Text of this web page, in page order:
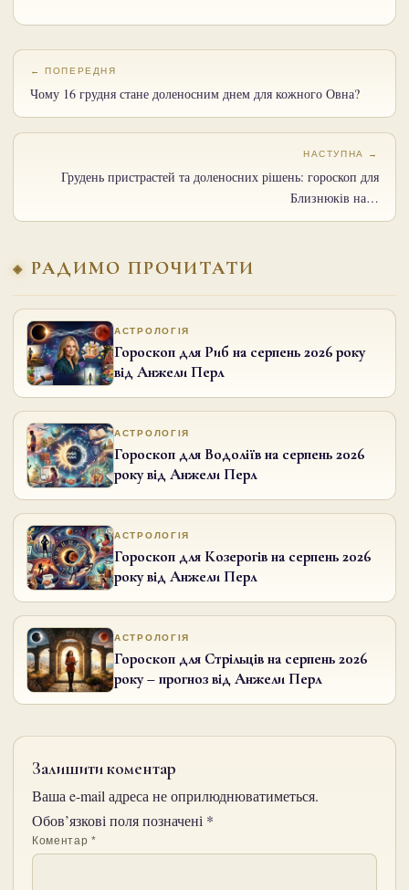
← ПОПЕРЕДНЯ
Чому 16 грудня стане доленосним днем для кожного Овна?
НАСТУПНА →
Грудень пристрастей та доленосних рішень: гороскоп для
Близнюків на…
РАДИМО ПРОЧИТАТИ
АСТРОЛОГІЯ
Гороскоп для Риб на серпень 2026 року
від Анжели Перл
АСТРОЛОГІЯ
Гороскоп для Водоліїв на серпень 2026
року від Анжели Перл
АСТРОЛОГІЯ
Гороскоп для Козерогів на серпень 2026
року від Анжели Перл
АСТРОЛОГІЯ
Гороскоп для Стрільців на серпень 2026
року – прогноз від Анжели Перл
Залишити коментар
Ваша e-mail адреса не оприлюднюватиметься.
Обов’язкові поля позначені *
Коментар*